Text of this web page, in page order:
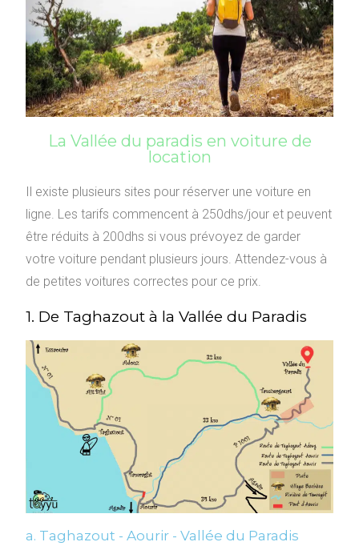
La Vallée du paradis en voiture de
location
Il existe plusieurs sites pour réserver une voiture en
ligne. Les tarifs commencent à 250dhs/jour et peuvent
être réduits à 200dhs si vous prévoyez de garder
votre voiture pendant plusieurs jours. Attendez-vous à
de petites voitures correctes pour ce prix.
1. De Taghazout à la Vallée du Paradis
a. Taghazout - Aourir - Vallée du Paradis